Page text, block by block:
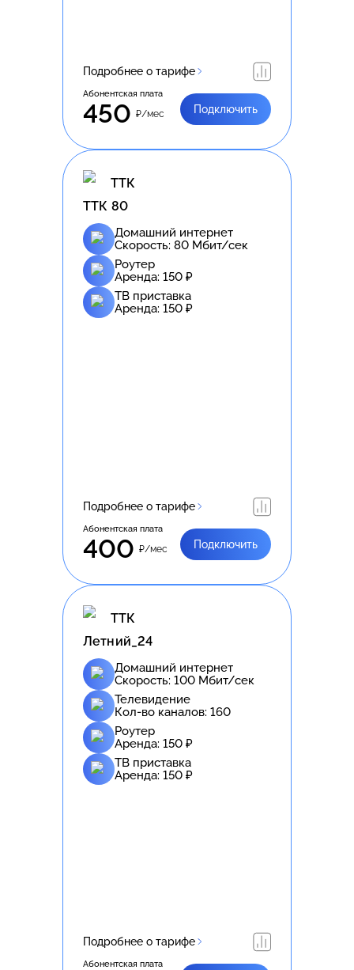
Подробнее о тарифе
Абонентская плата
450 ₽/мес Подключить
ТТК
ТТК 80
Домашний интернет
Скорость: 80 Мбит/сек
Роутер
Аренда: 150 ₽
ТВ приставка
Аренда: 150 ₽
Подробнее о тарифе
Абонентская плата
400 ₽/мес Подключить
ТТК
Летний_24
Домашний интернет
Скорость: 100 Мбит/сек
Телевидение
Кол-во каналов: 160
Роутер
Аренда: 150 ₽
ТВ приставка
Аренда: 150 ₽
Подробнее о тарифе
Абонентская плата